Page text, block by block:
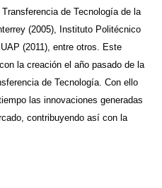
de Tecnología de la
(2005), Instituto Politécnico
(2011), entre otros. Este
la creación el año pasado de la
de Tecnología. Con ello
las innovaciones generadas
contribuyendo así con la